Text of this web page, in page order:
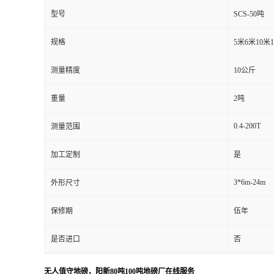
型号 SCS-50吨
规格 5米6米10米
测量精度 10公斤
重量 2吨
测量范围 0.4-200T
加工定制 是
外形尺寸 3*6m-24m
保修期 伍年
是否进口 否
无人值守地磅，阳新80吨100吨地磅厂在线服务